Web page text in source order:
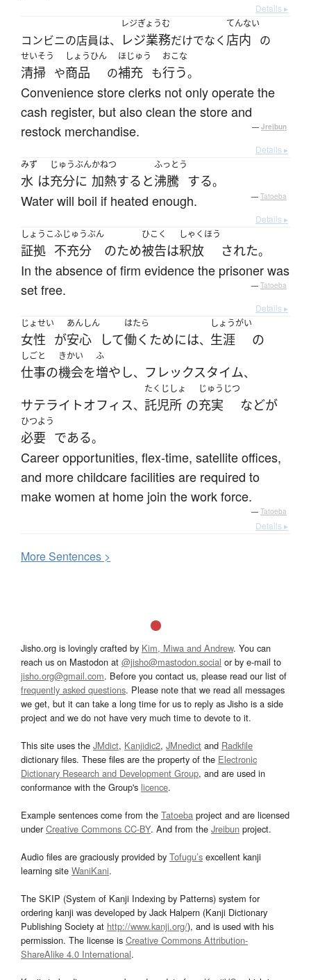
Details ▸
コンビニの店員は、
レジぎょうむ
レジ業務だけでなく
てんない
店内 の
せいそう
清掃 や
しょうひん
商品 の
ほじゅう
補充 も
おこな
行う。
Convenience store clerks not only operate the
cash register, but also clean the store and
restock merchandise.
— Jreibun
Details ▸
みず
水 は
じゅうぶん
充分に
かねつ
加熱する と
ふっとう
沸騰 する。
Water will boil if heated enough. — Tatoeba
Details ▸
しょうこ
証拠
ふじゅうぶん
不充分 のため
ひこく
被告は
しゃくほう
釈放 された。
In the absence of firm evidence the prisoner was
set free.
— Tatoeba
Details ▸
じょせい
女性 が
あんしん
安心 して
はたら
働く ためには、
しょうがい
生涯 の
しごと
仕事の
きかい
機会を
ふ
増やし、 フレックスタイム、
サテライトオフィス、
たくじしょ
託児所 の
じゅうじつ
充実 などが
ひつよう
必要 である。
Career opportunities, flex-time, satellite offices,
and more childcare facilities are required to
make women at home join the work force.
— Tatoeba
Details ▸
MoreSentences >
Jisho.org is lovingly crafted by Kim, Miwa and Andrew. You can
reach us on Mastodon at @jisho@mastodon.social or by e-mail to
jisho.org@gmail.com. Before you contact us, please read our list of
frequently asked questions. Please note that we read all messages
we get, but it can take a long time for us to reply as Jisho is a side
project and we do not have very much time to devote to it.
This site uses the JMdict, Kanjidic2, JMnedict and Radkfile
dictionary files. These files are the property of the Electronic
Dictionary Research and Development Group, and are used in
conformance with the Group's licence.
Example sentences come from the Tatoeba project and are licensed
underCreative Commons CC-BY. And from the Jreibun project.
Audio files are graciously provided by Tofugu’s excellent kanji
learning site WaniKani.
The SKIP (System of Kanji Indexing by Patterns) system for
ordering kanji was developed by Jack Halpern (Kanji Dictionary
Publishing Society at http://www.kanji.org/), and is used with his
permission. The license is Creative Commons Attribution-
ShareAlike 4.0 International.